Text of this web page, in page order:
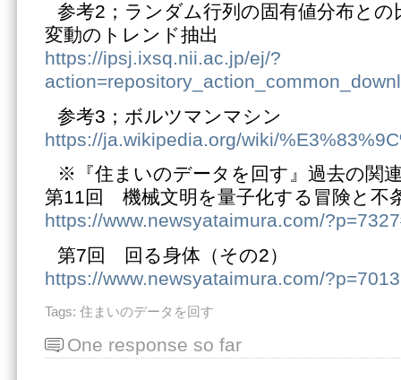
参考2；ランダム行列の固有値分布と
変動のトレンド抽出
https://ipsj.ixsq.nii.ac.jp/ej/?
参考3；ボルツマンマシン
https://ja.wikipedia.org/wiki/
※『住まいのデータを回す』過去の関
第11回 機械文明を量子化する冒険と不
https://www.newsyataimura.com/
第7回 回る身体（その2）
https://www.newsyataimura.com/?p=7013
Tags: 住まいのデータを回す
One response so far